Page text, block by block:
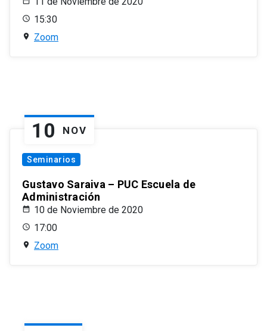
15:30
Zoom
10 NOV
Seminarios
Gustavo Saraiva – PUC Escuela de
Administración
10 de Noviembre de 2020
17:00
Zoom